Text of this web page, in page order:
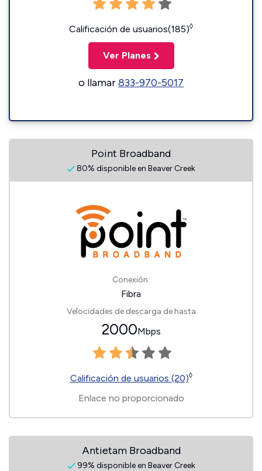
Calificación de usuarios(185)◊
Ver Planes
o llamar833-970-5017
Point Broadband
80% disponible en Beaver Creek
Conexión:
Fibra
Velocidades de descarga de hasta
2000Mbps
Calificación de usuarios (20)◊
Enlace no proporcionado
Antietam Broadband
99% disponible en Beaver Creek